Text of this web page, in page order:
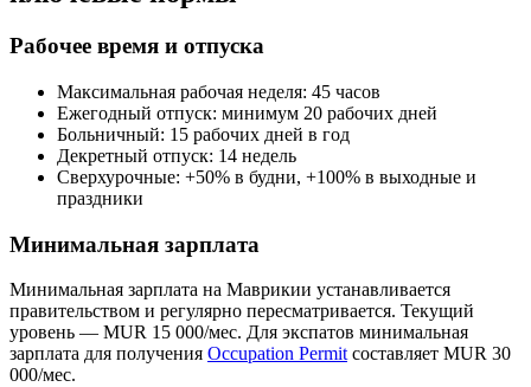
Рабочее время и отпуска
Максимальная рабочая неделя: 45 часов
Ежегодный отпуск: минимум 20 рабочих дней
Больничный: 15 рабочих дней в год
Декретный отпуск: 14 недель
Сверхурочные: +50% в будни, +100% в выходные и
праздники
Минимальная зарплата
Минимальная зарплата на Маврикии устанавливается
правительством и регулярно пересматривается. Текущий
уровень — MUR 15 000/мес. Для экспатов минимальная
зарплата для получения Occupation Permit составляет MUR 30
000/мес.